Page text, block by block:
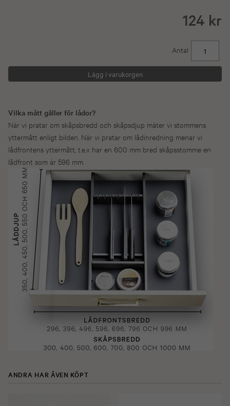
124 kr
Antal
Vilka mått gäller för lådor?
När vi pratar om skåpsbredd och skåpsdjup mäter vi stommens
yttermått enligt bilden. När vi pratar om lådinredning menar vi
lådfrontens yttermått, t.e.x har en 600 mm bred skåpsstomme en
lådfront som är 596 mm.
ANDRA HAR ÄVEN KÖPT